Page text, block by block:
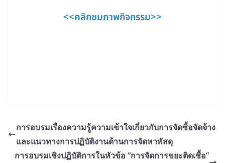
<<คลิกชมภาพกิจกรรม>>
การอบรมเรื่องความรู้ความเข้าใจเกี่ยวกับการจัดซื้อจัดจ้าง
และแนวทางการปฏิบัติงานด้านการจัดหาพัสดุ
การอบรมเชิงปฏิบัติการในหัวข้อ “การจัดการขยะติดเชื้อ”